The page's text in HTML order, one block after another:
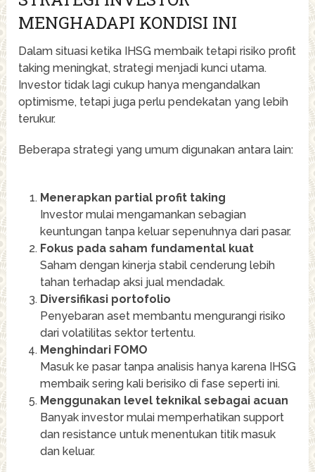
MENGHADAPI KONDISI INI
Dalam situasi ketika IHSG membaik tetapi risiko profit
taking meningkat, strategi menjadi kunci utama.
Investor tidak lagi cukup hanya mengandalkan
optimisme, tetapi juga perlu pendekatan yang lebih
terukur.
Beberapa strategi yang umum digunakan antara lain:
Menerapkan partial profit taking
Investor mulai mengamankan sebagian
keuntungan tanpa keluar sepenuhnya dari pasar.
Fokus pada saham fundamental kuat
Saham dengan kinerja stabil cenderung lebih
tahan terhadap aksi jual mendadak.
Diversifikasi portofolio
Penyebaran aset membantu mengurangi risiko
dari volatilitas sektor tertentu.
Menghindari FOMO
Masuk ke pasar tanpa analisis hanya karena IHSG
membaik sering kali berisiko di fase seperti ini.
Menggunakan level teknikal sebagai acuan
Banyak investor mulai memperhatikan support
dan resistance untuk menentukan titik masuk
dan keluar.